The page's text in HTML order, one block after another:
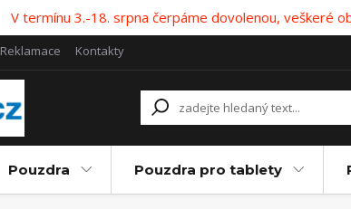
V termínu 3.-18. srpna čerpáme dovolenou, veškeré
Reklamace Kontakty
Pouzdra Pouzdra pro tablety